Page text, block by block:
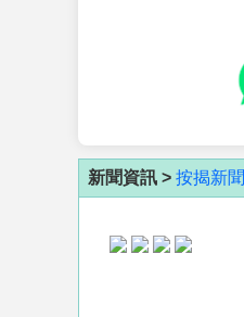
新聞資訊 > 按揭新聞